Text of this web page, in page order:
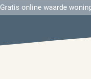
Gratis online waarde